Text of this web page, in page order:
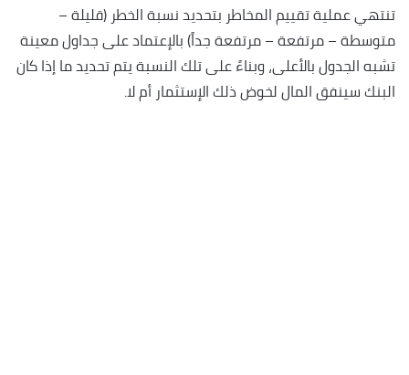
تنتهي عملية تقييم المخاطر بتحديد نسبة الخطر (قليلة –
متوسطة – مرتفعة – مرتفعة جداً) بالإعتماد على جداول معينة
تشبه الجدول بالأعلى، وبناءً على تلك النسبة يتم تحديد ما إذا كان
البنك سينفق المال لخوض ذلك الإستثمار أم لا.